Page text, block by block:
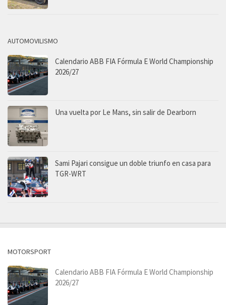
AUTOMOVILISMO
Calendario ABB FIA Fórmula E World Championship
2026/27
Una vuelta por Le Mans, sin salir de Dearborn
Sami Pajari consigue un doble triunfo en casa para
TGR-WRT
MOTORSPORT
Calendario ABB FIA Fórmula E World Championship
2026/27